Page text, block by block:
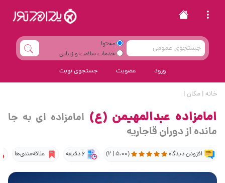
محتوا
خدمات سلامت و زیبایی
ورود عضویت جستجوی نوبت
خانه | مکان |
امامزاده عبدالمهیمن (ع) امامزاده ای به جا
مانده از دوران قاجاریه
افزودن دیدگاه (5.00 | 2) 6 دقیقه علاقه‌مندی‌ها